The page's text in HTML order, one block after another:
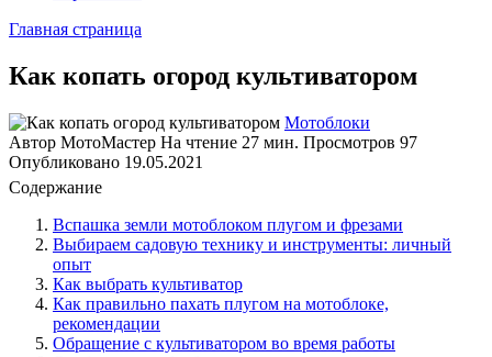
Главная страница
Как копать огород культиватором
Мотоблоки
Автор МотоМастер На чтение 27 мин. Просмотров 97
Опубликовано 19.05.2021
Содержание
Вспашка земли мотоблоком плугом и фрезами
Выбираем садовую технику и инструменты: личный
опыт
Как выбрать культиватор
Как правильно пахать плугом на мотоблоке,
рекомендации
Обращение с культиватором во время работы